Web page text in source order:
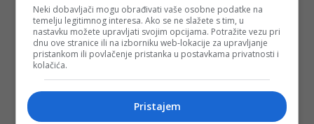
To što su upravo Emirati bili izloženi tako snažnom iranskom
napadu ima više razloga: nisu samo geografski posebno
blizu Iranu, nego su potpisali iAbrahamovesporazume,
normalizirali odnose s Izraelom i bliski su saveznici SAD‐a.
Time su Iranu posebno trn u oku.
Reakcija zaljevskih država na iranske napade zasad se
svodi na oštre riječi. Vojno se nijedna od njih direktno nije
uključila u sukob.
Neki dobavljači mogu obrađivati vaše osobne podatke na
temelju legitimnog interesa. Ako se ne slažete s tim, u
nastavku možete upravljati svojim opcijama. Potražite vezu pri
dnu ove stranice ili na izborniku web-lokacije za upravljanje
pristankom ili povlačenje pristanka u postavkama privatnosti i
kolačića.
Pristajem